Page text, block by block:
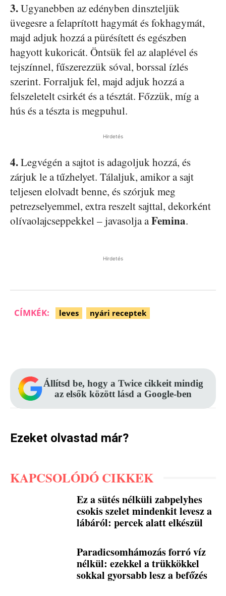
3.Ugyanebben az edényben dinszteljük
üvegesre a felaprított hagymát és fokhagymát,
majd adjuk hozzá a pürésített és egészben
hagyott kukoricát. Öntsük fel az alaplével és
tejszínnel, fűszerezzük sóval, borssal ízlés
szerint. Forraljuk fel, majd adjuk hozzá a
felszeletelt csirkét és a tésztát. Főzzük, míg a
hús és a tészta is megpuhul.
Hirdetés
4.Legvégén a sajtot is adagoljuk hozzá, és
zárjuk le a tűzhelyet. Tálaljuk, amikor a sajt
teljesen elolvadt benne, és szórjuk meg
petrezselyemmel, extra reszelt sajttal, dekorként
olívaolajcseppekkel – javasolja aFemina.
Hirdetés
CÍMKÉK: leves nyári receptek
Állítsd be, hogy a Twice cikkeit mindig
az elsők között lásd a Google-ben
Ezeket olvastad már?
KAPCSOLÓDÓ CIKKEK
Ez a sütés nélküli zabpelyhes
csokis szelet mindenkit levesz a
lábáról: percek alatt elkészül
Paradicsomhámozás forró víz
nélkül: ezekkel a trükkökkel
sokkal gyorsabb lesz a befőzés